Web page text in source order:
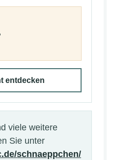
entdecken
viele weitere
Sie unter
schnaeppchen/